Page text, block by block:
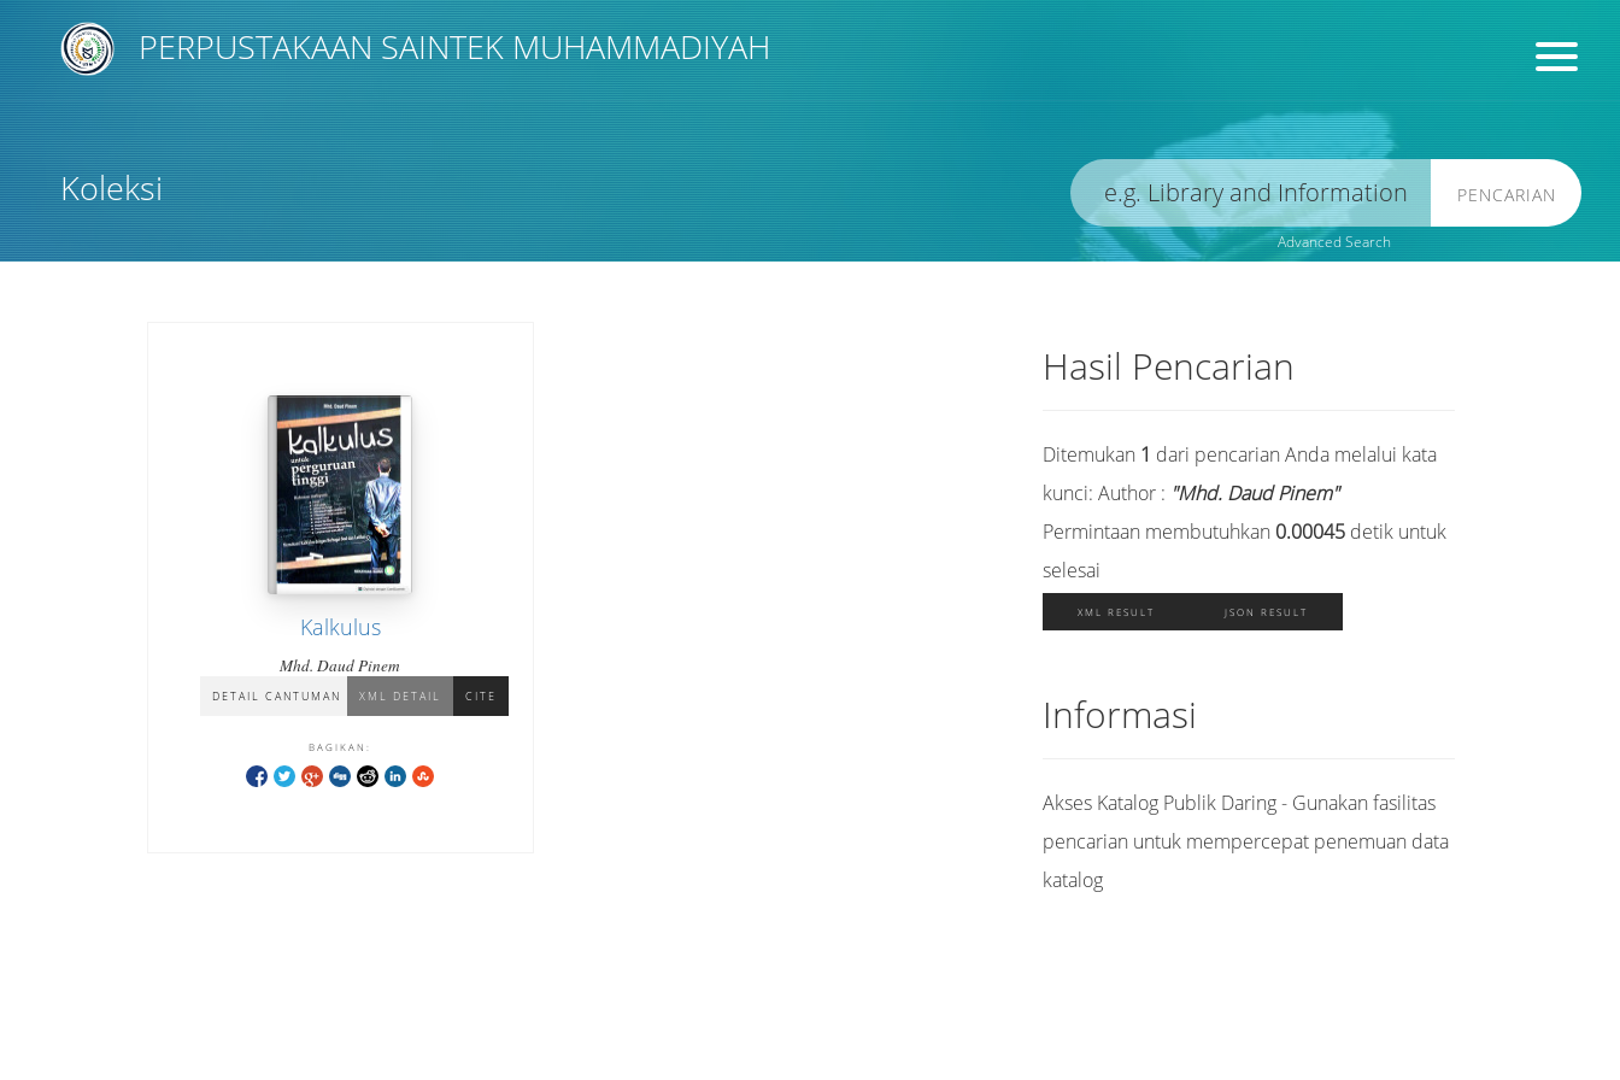
PERPUSTAKAAN SAINTEK MUHAMMADIYAH
Koleksi PENCARIAN
Advanced Search
Kalkulus
Mhd. Daud Pinem
DETAIL CANTUMAN XML DETAIL CITE
BAGIKAN:
Hasil Pencarian
Ditemukan 1 dari pencarian Anda melalui kata
kunci:Author : "Mhd. Daud Pinem"
Permintaan membutuhkan 0.00045 detik untuk
selesai
XML RESULT JSON RESULT
Informasi
Akses Katalog Publik Daring - Gunakan fasilitas
pencarian untuk mempercepat penemuan data
katalog
Judul
Subyek